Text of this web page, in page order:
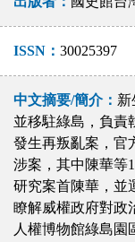
ISSN：30025397
中文摘要/簡介： 新
並移駐綠島，負責
發生再叛亂案，官
涉案，其中陳華等
研究案首陳華，並
瞭解威權政府對政
人權博物館綠島園